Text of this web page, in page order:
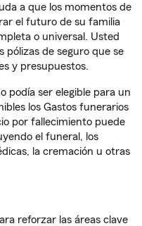
a que los momentos de
el futuro de su familia
o universal. Usted
pólizas de seguro que se
y presupuestos.
podía ser elegible para un
los Gastos funerarios
por fallecimiento puede
el funeral, los
la cremación u otras
reforzar las áreas clave